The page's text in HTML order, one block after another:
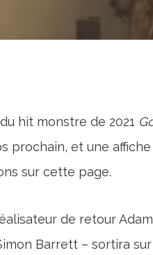
hit monstre de 2021
prochain, et une
sur cette page.
de retour
Barrett – sortira